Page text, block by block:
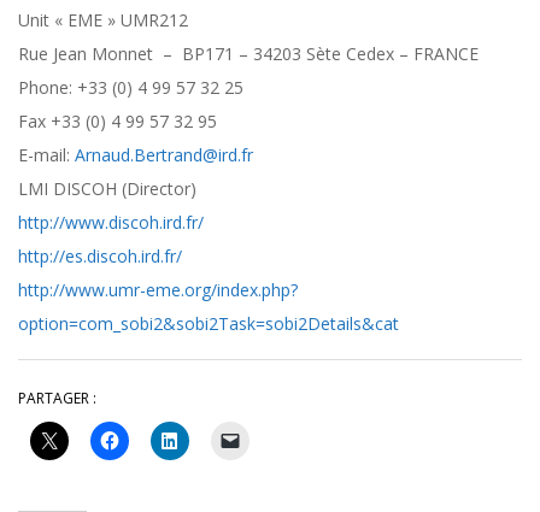
Unit « EME » UMR212
Rue Jean Monnet – BP171 – 34203 Sète Cedex – FRANCE
Phone: +33 (0) 4 99 57 32 25
Fax +33 (0) 4 99 57 32 95
E-mail: Arnaud.Bertrand@ird.fr
LMI DISCOH (Director)
http://www.discoh.ird.fr/
http://es.discoh.ird.fr/
http://www.umr-eme.org/index.php?
option=com_sobi2&sobi2Task=sobi2Details&cat
PARTAGER :